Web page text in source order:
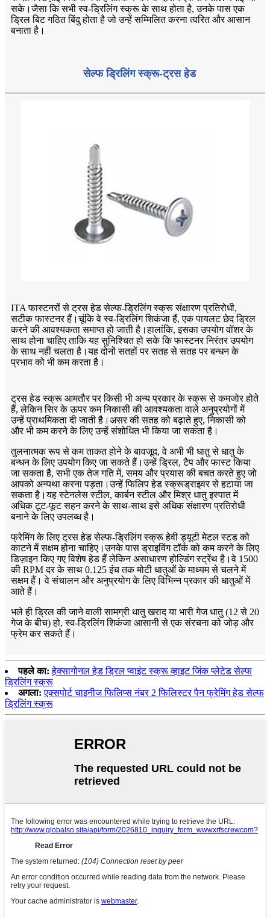
सके।जैसा कि सभी स्व-ड्रिलिंग स्क्रू के साथ होता है, उनके पास एक
ड्रिल बिट गठित बिंदु होता है जो उन्हें सम्मिलित करना त्वरित और आसान
बनाता है।
सेल्फ ड्रिलिंग स्क्रू-ट्रस हेड
ITA फास्टनरों से ट्रस हेड सेल्फ-ड्रिलिंग स्क्रू संक्षारण प्रतिरोधी,
सटीक फास्टनर हैं।चूंकि वे स्व-ड्रिलिंग शिकंजा हैं, एक पायलट छेद ड्रिल
करने की आवश्यकता समाप्त हो जाती है।हालांकि, इसका उपयोग वॉशर के
साथ होना चाहिए ताकि यह सुनिश्चित हो सके कि फास्टनर निरंतर उपयोग
के साथ नहीं चलता है।यह दोनों सतहों पर सतह से सतह पर बन्धन के
प्रभाव को भी कम करता है।
ट्रस हेड स्क्रू आमतौर पर किसी भी अन्य प्रकार के स्क्रू से कमजोर होते
हैं, लेकिन सिर के ऊपर कम निकासी की आवश्यकता वाले अनुप्रयोगों में
उन्हें प्राथमिकता दी जाती है।असर की सतह को बढ़ाते हुए, निकासी को
और भी कम करने के लिए उन्हें संशोधित भी किया जा सकता है।
तुलनात्मक रूप से कम ताकत होने के बावजूद, वे अभी भी धातु से धातु के
बन्धन के लिए उपयोग किए जा सकते हैं।उन्हें ड्रिल, टैप और फास्ट किया
जा सकता है, सभी एक तेज गति में, समय और प्रयास की बचत करते हुए जो
आपको अन्यथा करना पड़ता।उन्हें फिलिप हेड स्क्रूड्राइवर से हटाया जा
सकता है।यह स्टेनलेस स्टील, कार्बन स्टील और मिश्र धातु इस्पात में
अधिक टूट-फूट सहन करने के साथ-साथ इसे अधिक संक्षारण प्रतिरोधी
बनाने के लिए उपलब्ध है।
फ्रेमिंग के लिए ट्रस हेड सेल्फ-ड्रिलिंग स्क्रू हेवी ड्यूटी मेटल स्टड को
काटने में सक्षम होना चाहिए।उनके पास ड्राइविंग टॉर्क को कम करने के लिए
डिज़ाइन किए गए विशेष हेड हैं लेकिन असाधारण होल्डिंग स्ट्रेंथ है।वे 1500
की RPM दर के साथ 0.125 इंच तक मोटी धातुओं के माध्यम से चलने में
सक्षम हैं। वे संचालन और अनुप्रयोग के लिए विभिन्न प्रकार की धातुओं में
आते हैं।
भले ही ड्रिल की जाने वाली सामग्री धातु खराद या भारी गेज धातु (12 से 20
गेज के बीच) हो, स्व-ड्रिलिंग शिकंजा आसानी से एक संरचना को जोड़ और
फ्रेम कर सकते हैं।
पहले का: हेक्सागोनल हेड ड्रिल प्वाइंट स्क्रू व्हाइट जिंक प्लेटेड सेल्फ
ड्रिलिंग स्क्रू
अगला: एक्सपोर्ट चाइनीज फिलिप्स नंबर 2 फिलिस्टर पैन फ्रेमिंग हेड सेल्फ
ड्रिलिंग स्क्रू